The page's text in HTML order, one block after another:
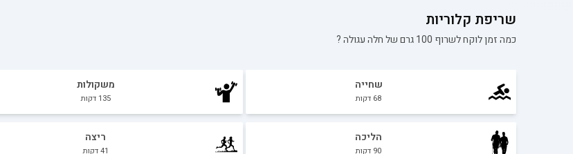
שריפת קלוריות
כמה זמן לוקח לשרוף 100 גרם של חלה עגולה?
שחייה
68 דקות
משקולות
135 דקות
הליכה
90 דקות
ריצה
41דקות